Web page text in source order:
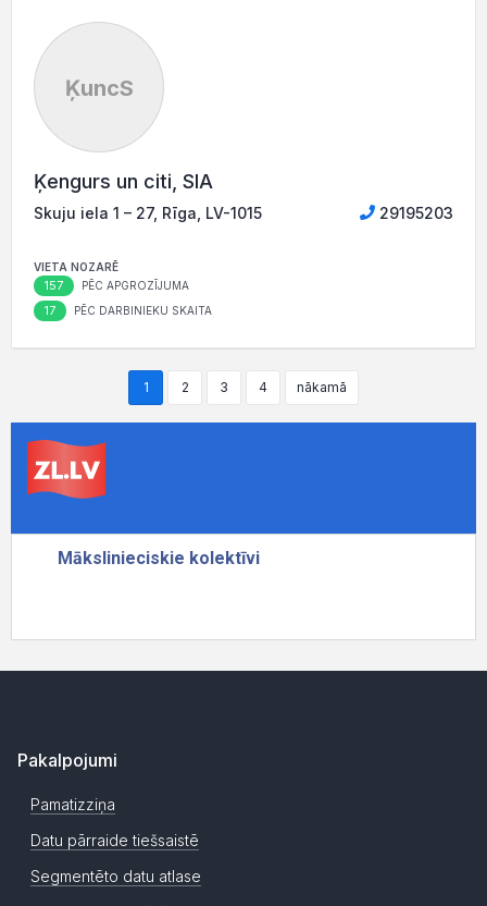
ĶuncS
Ķengurs un citi, SIA
Skuju iela 1 – 27, Rīga, LV-1015 29195203
VIETA NOZARĒ
157 PĒC APGROZĪJUMA
17 PĒC DARBINIEKU SKAITA
1 2 3 4 nākamā
Pakalpojumi
Pamatizziņa
Datu pārraide tiešsaistē
Segmentēto datu atlase